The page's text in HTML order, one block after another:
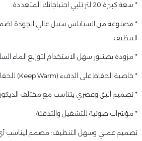
* سعة كبيرة 20 لتر تلبي احتياجاتك المتعددة.
* مصنوعة من الستانلس ستيل عالي الجودة
التنظيف.
* مزودة بصنبور سهل الاستخدام لتوزيع الماء
* خاصية الحفاظ على الدفء (Keep Warm) للحفاظ على درجة حرارة الماء.
* تصميم أنيق وعصري يتناسب مع مختلف
* مؤشرات ضوئية للتشغيل والتدفئة.
تصميم عملي وسهل التنظيف: مصمم ليناسب